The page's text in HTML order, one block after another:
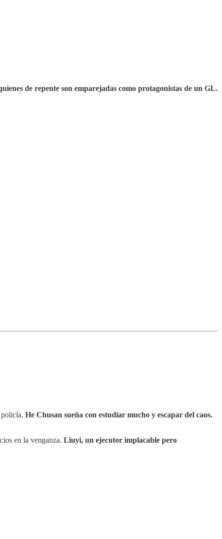
de repente son emparejadas como protagonistas de un GL.
He Chusan sueña con estudiar mucho y escapar del caos.
en la venganza. Liuyi, un ejecutor implacable pero